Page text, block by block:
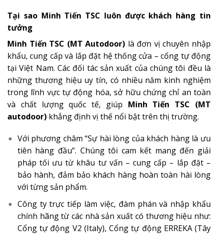
Tại sao Minh Tiến TSC luôn được khách hàng tin
tưởng
Minh Tiến TSC (MT Autodoor) là đơn vị chuyên nhập
khẩu, cung cấp và lắp đặt hệ thống cửa – cổng tự động
tại Việt Nam. Các đối tác sản xuất của chúng tôi đều là
những thương hiệu uy tín, có nhiều năm kinh nghiệm
trong lĩnh vực tự động hóa, sở hữu chứng chỉ an toàn
và chất lượng quốc tế, giúp Minh Tiến TSC (MT
autodoor) khẳng định vị thế nổi bật trên thị trường.
Với phương châm “Sự hài lòng của khách hàng là ưu
tiên hàng đầu”. Chúng tôi cam kết mang đến giải
pháp tối ưu từ khâu tư vấn – cung cấp – lắp đặt –
bảo hành, đảm bảo khách hàng hoàn toàn hài lòng
với từng sản phẩm.
Công ty trực tiếp làm việc, đàm phán và nhập khẩu
chính hãng từ các nhà sản xuất có thương hiệu như:
Cổng tự động V2 (Italy), Cổng tự động ERREKA (Tây